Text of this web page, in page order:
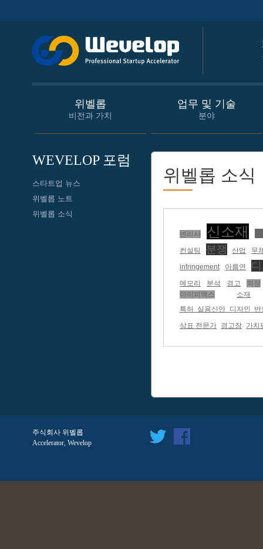
위벨롭
비전과 가치
업무 및 기술
분야
WEVELOP 포럼
스타트업 뉴스
위벨롭 노트
위벨롭 소식
위벨롭 소식
변리사 신소재
컨설팅 분쟁 산업
무
infringement
아름연
메모리 분석 경고
의장
아이피맥스
소재
특허 실용신안 디자인
상표 전문가 경고장 가치
주식회사 위벨롭
Accelerator, Wevelop